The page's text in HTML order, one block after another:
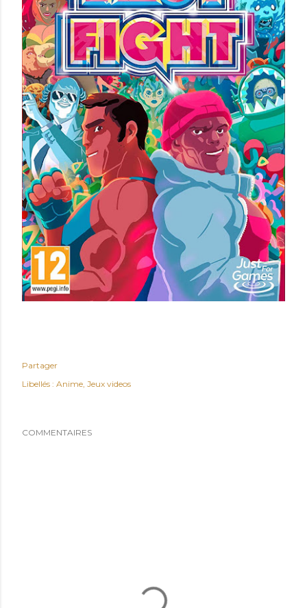
Partager
Libellés : Anime Jeux videos
COMMENTAIRES